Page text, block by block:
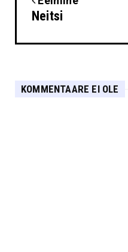
Neitsi
KOMMENTAARE EI OLE